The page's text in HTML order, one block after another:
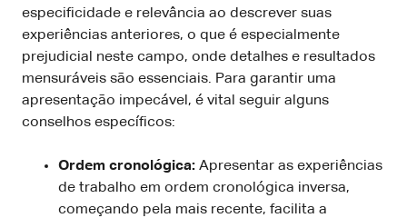
especificidade e relevância ao descrever suas
experiências anteriores, o que é especialmente
prejudicial neste campo, onde detalhes e resultados
mensuráveis são essenciais. Para garantir uma
apresentação impecável, é vital seguir alguns
conselhos específicos:
Ordem cronológica: Apresentar as experiências
de trabalho em ordem cronológica inversa,
começando pela mais recente, facilita a